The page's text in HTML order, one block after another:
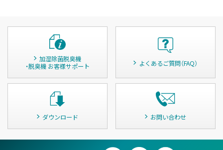
加湿除菌脱臭機
・脱臭機 お客様サポート
よくあるご質問（FAQ）
ダウンロード お問い合わせ